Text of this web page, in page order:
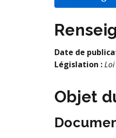
Date de
Législation :
Objet